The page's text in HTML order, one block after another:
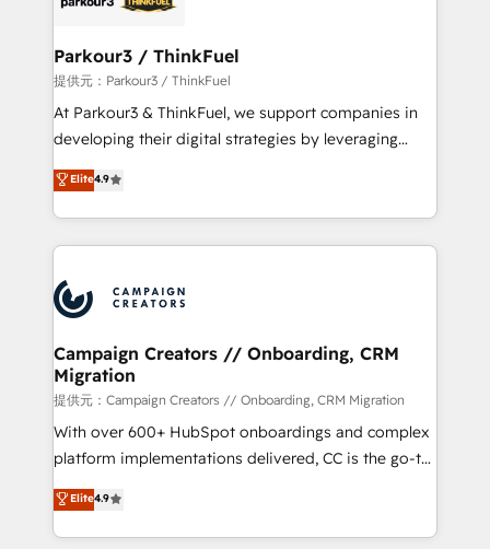
companies scale faster and smarter. 🔹 BOOMS:
Demand generation for all your buyers With BOOMS,
you invest in 100% of your buyers, accelerating your
growth and positioning yourself as an undisputed
transformation process A methodology designed to
implement HubSpot effectively and optimize your
record of business transformation, our growth-first
approach has helped brands dominate their
Parkour3 / ThinkFuel
提供元：Parkour3 / ThinkFuel
At Parkour3 & ThinkFuel, we support companies in
developing their digital strategies by leveraging
technologies and automating their marketing and
sales processes to generate growth. Our offer spans
from Strategy to Operations. We specialize in CRM
onboarding and implementation, web design, sales
extensive experience working with tech companies
and manufacturers since 2002, we are committed to
empowering our clients and developing their
autonomy. Get to grips with HubSpot through
guided implementation and seamless integration of
the CRM platform into your digital ecosystem. Would
you like support in deploying your inbound
to your needs and sales objectives. With 125+
certifications, we are part of the most certified
Elite4.9
Campaign Creators // Onboarding, CRM
Migration
提供元：Campaign Creators // Onboarding, CRM Migration
With over 600+ HubSpot onboardings and complex
platform implementations delivered, CC is the go-to
Elite Solutions Partner for businesses ready to
migrate, replatform, and scale smarter. We specialize
in high-impact CRM and CMS migrations and
Elite4.9